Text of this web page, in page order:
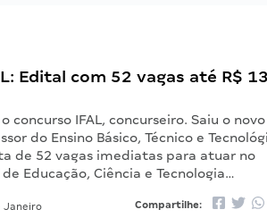
Edital com 52 vagas até R$
concurso IFAL, concurseiro. Saiu o novo
do Ensino Básico, Técnico e
de 52 vagas imediatas para atuar no
Educação, Ciência e Tecnologia…
Janeiro Compartilhe: